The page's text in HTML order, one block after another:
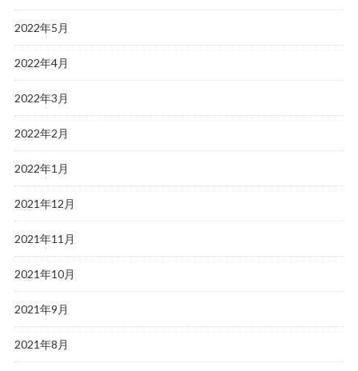
2022年5月
2022年4月
2022年3月
2022年2月
2022年1月
2021年12月
2021年11月
2021年10月
2021年9月
2021年8月